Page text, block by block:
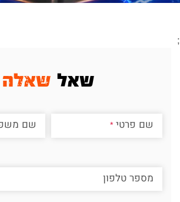
;
שאל שאלה
שם פרטי שם
מספר טלפון